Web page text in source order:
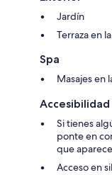
Jardín
Terraza en
Spa
Masajes en
Accesibilidad
Si tienes
ponte en
que
Acceso en